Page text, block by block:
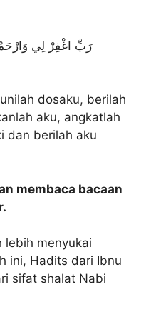
رَبِّ اغْفِرْ لِي
dosaku, berilah
aku, angkatlah
dan berilah aku
membaca bacaan
lebih menyukai
ini, Hadits dari Ibnu
sifat shalat Nabi